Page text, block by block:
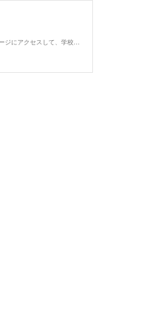
Amazonの学校怪談のページにアクセスして、学校怪談のすべての本をお買い求めください。学校怪談の写真、著者情報、レビューをチェックしてください